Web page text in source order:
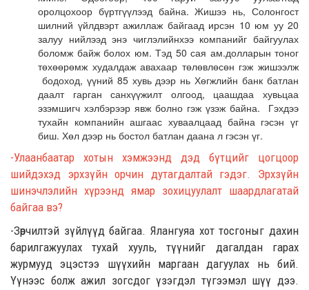
оролцохоор бүртгүүлээд байна. Жишээ нь,Солонгост
шилний үйлдвэрт ажиллаж байгаад ирсэн 10 юм уу 20
залуу нийлээд энэ чиглэлийнхээ компанийг байгуулах
боломж байж болох юм. Тэд 50 сая ам.долларын тоног
төхөөрөмж худалдаж авахаар төлөвлөсөн гэж жишээлж
бодоход, үүний 85 хувь дээр нь Хөгжлийн банк батлан
даалт гарган санхүүжилт олгоод, цаашдаа хувьцаа
эзэмшигч хэлбэрээр явж болно гэж үзэж байна.
Гэхдээ
тухайн компанийн ашгаас хуваалцаад байнагэсэн үг
биш. Хөл дээр нь бостол батлан даана л гэсэн үг.
-Улаанбаатар хотын хэмжээнд дэд бүтцийг цогцоор
шийдэхэд эрхзүйн орчин дутагдалтай гэдэг. Эрхзүйн
шинэчлэлийн хүрээнд ямар зохицуулалт шаардлагатай
байгаа вэ?
-Зөрчилтэй зүйлүүд байгаа. Ялангуяа хот тосгоныг дахин
барилгажуулах тухай хууль, түүнийг дагалдан гарах
журмууд эцэстээ шүүхийн маргаан дагуулах нь бий.
Үүнээс болж ажил зогсдог үзэгдэл түгээмэл шүү дээ.